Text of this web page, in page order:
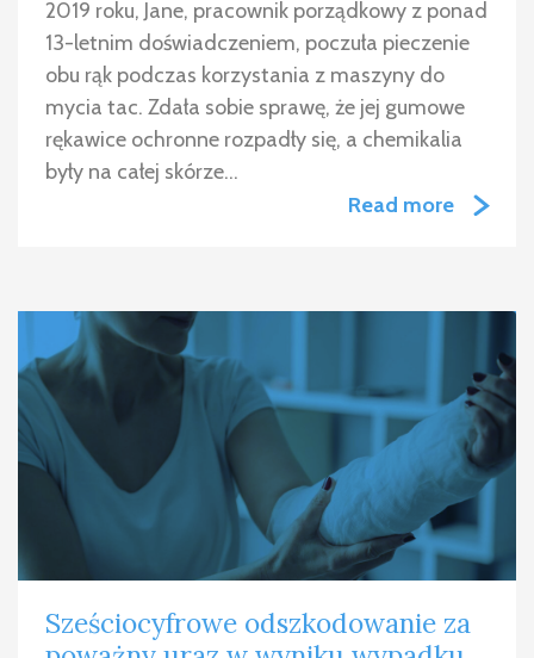
2019 roku, Jane, pracownik porządkowy z ponad
13-letnim doświadczeniem, poczuła pieczenie
obu rąk podczas korzystania z maszyny do
mycia tac. Zdała sobie sprawę, że jej gumowe
rękawice ochronne rozpadły się, a chemikalia
były na całej skórze…
Read more
Sześciocyfrowe odszkodowanie za